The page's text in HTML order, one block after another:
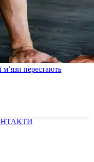
м’язи перестають